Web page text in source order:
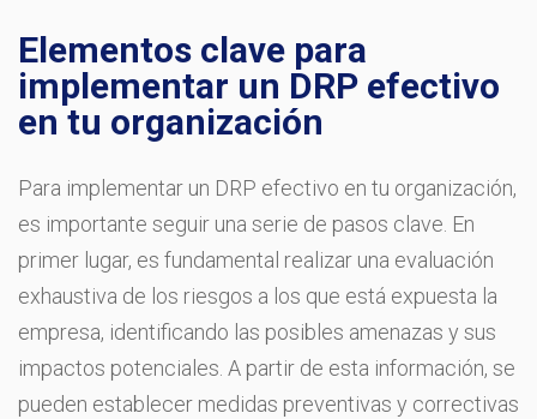
Elementos clave para
implementar un DRP efectivo
en tu organización
Para implementar un DRP efectivo en tu organización,
es importante seguir una serie de pasos clave. En
primer lugar, es fundamental realizar una evaluación
exhaustiva de los riesgos a los que está expuesta la
empresa, identificando las posibles amenazas y sus
impactos potenciales. A partir de esta información, se
pueden establecer medidas preventivas y correctivas